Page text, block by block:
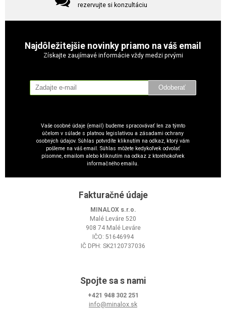
rezervujte si konzultáciu
Najdôležitejšie novinky priamo na váš email
Získajte zaujímavé informácie vždy medzi prvými
Odoberať
Vaše osobné údaje (email) budeme spracovávať len za týmto
účelom v súlade s platnou legislatívou a zásadami ochrany
osobných údajov. Súhlas potvrdíte kliknutím na odkaz, ktorý vám
pošleme na váš email. Súhlas môžete kedykoľvek odvolať
písomne, emailom alebo kliknutím na odkaz z ktoréhokoľvek
informačného emailu.
Fakturačné údaje
MINALOX s.r.o.
Malé Leváre 520
908 74 Malé Leváre
IČO: 51646994
IČ DPH: SK2120737036
Spojte sa s nami
+421 948 302 251
info@minalox.sk